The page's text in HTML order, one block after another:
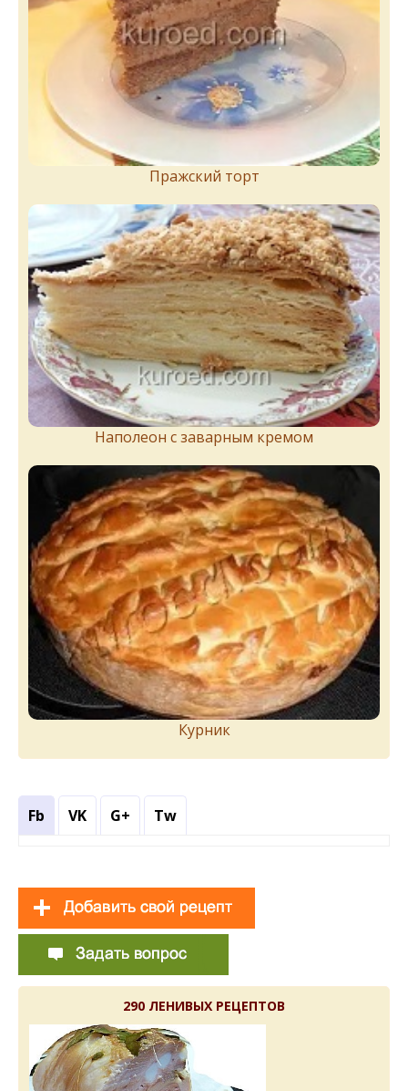
Пражский торт
Наполеон с заварным кремом
Курник
Fb VK G+ Tw
290 ЛЕНИВЫХ РЕЦЕПТОВ